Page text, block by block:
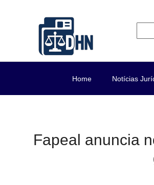
Home Notícias
Fapeal anuncia